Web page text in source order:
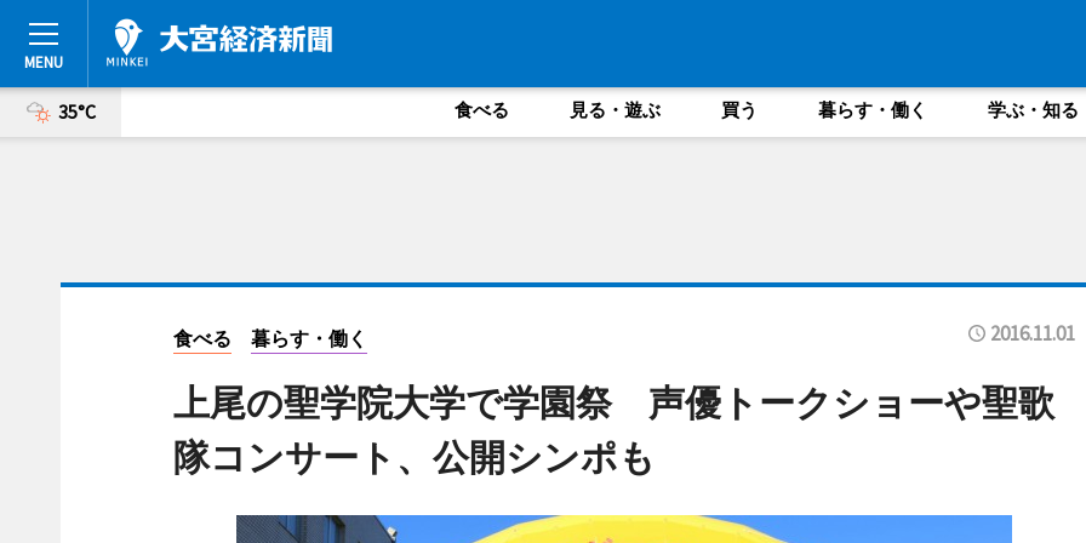
35°C 食べる 見る・遊ぶ 買う 暮らす・働く 学ぶ・知る
食べる 暮らす・働く 2016.11.01
上尾の聖学院大学で学園祭 声優トークショーや聖歌
隊コンサート、公開シンポも